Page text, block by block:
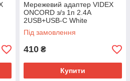
Мережевий адаптер VIDEX
ONCORD з/з 1п 2.4A
2USB+USB-C White
Під замовлення
410 ₴
Купити